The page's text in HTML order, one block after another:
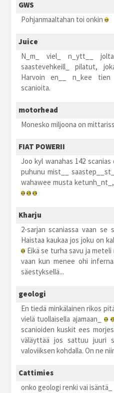
GWS
Pohjanmaaltahan toi onkin
Juice
N_m_ viel_ n_ytt__
saastevehkeill_ pilatut,
Harvoin en__ n_kee tien
scanioita.
motorhead
Monesko miljoona on
FIAT POWERII
Joo kyl wanahas 142
puhunu mist__
wahawee musta
Kharju
2-sarjan scaniassa vaan
Haistaa kaukaa jos joku on
Eikä se turha savu ja
vaan kun menee ohi
säestyksellä...
geologi
En tiedä minkälainen rikos
vielä tuollaisella ajamaan_
scanioiden kuskit ees
väläyttää jos sattuu juuri
valoviiksen kohdalla. On ne
Cattimies
onko geologi renki vai isäntä_